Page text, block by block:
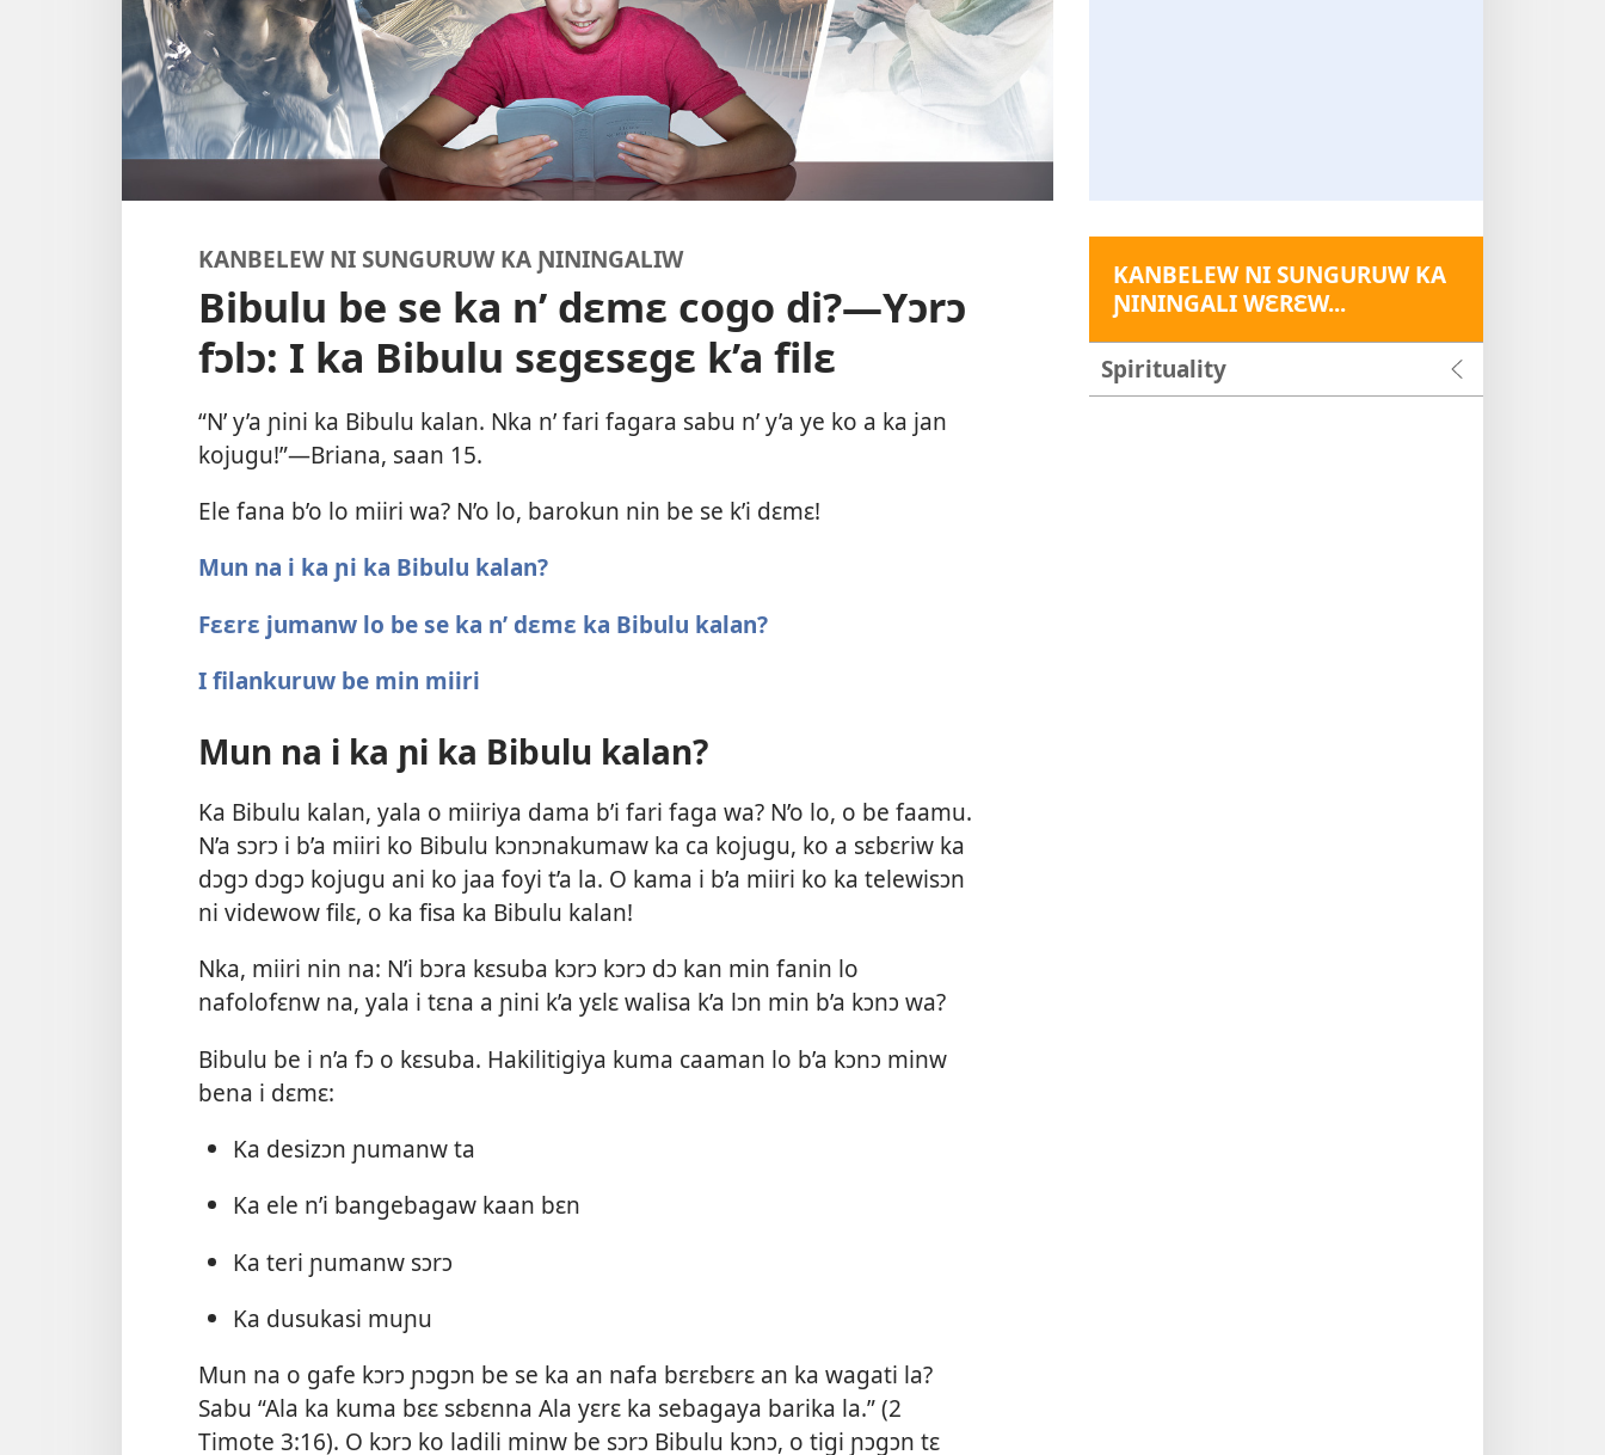
KANBELEW NI SUNGURUW KA ƝININGALIW
Bibulu be se ka n’ dɛmɛ cogo di?—Yɔrɔ
fɔlɔ: I ka Bibulu sɛgɛsɛgɛ k’a filɛ
“N’ y’a ɲini ka Bibulu kalan. Nka n’ fari fagara sabu n’ y’a ye ko a ka jan
kojugu!”—Briana, saan 15.
Ele fana b’o lo miiri wa? N’o lo, barokun nin be se k’i dɛmɛ!
Mun na i ka ɲi ka Bibulu kalan?
Fɛɛrɛ jumanw lo be se ka n’ dɛmɛ ka Bibulu kalan?
I filankuruw be min miiri
Mun na i ka ɲi ka Bibulu kalan?
Ka Bibulu kalan, yala o miiriya dama b’i fari faga wa? N’o lo, o be faamu.
N’a sɔrɔ i b’a miiri ko Bibulu kɔnɔnakumaw ka ca kojugu, ko a sɛbɛriw ka
dɔgɔ dɔgɔ kojugu ani ko jaa foyi t’a la. O kama i b’a miiri ko ka telewisɔn
ni videwow filɛ, o ka fisa ka Bibulu kalan!
Nka, miiri nin na: N’i bɔra kɛsuba kɔrɔ kɔrɔ dɔ kan min fanin lo
nafolofɛnw na, yala i tɛna a ɲini k’a yɛlɛ walisa k’a lɔn min b’a kɔnɔ wa?
Bibulu be i n’a fɔ o kɛsuba. Hakilitigiya kuma caaman lo b’a kɔnɔ minw
bena i dɛmɛ:
Ka desizɔn ɲumanw ta
Ka ele n’i bangebagaw kaan bɛn
Ka teri ɲumanw sɔrɔ
Ka dusukasi muɲu
Mun na o gafe kɔrɔ ɲɔgɔn be se ka an nafa bɛrɛbɛrɛ an ka wagati la?
Sabu “Ala ka kuma bɛɛ sɛbɛnna Ala yɛrɛ ka sebagaya barika la.” (2
Timote 3:16). O kɔrɔ ko ladili minw be sɔrɔ Bibulu kɔnɔ, o tigi ɲɔgɔn tɛ
KANBELEW NI SUNGURUW KA
ƝININGALI WƐRƐW...
Spirituality